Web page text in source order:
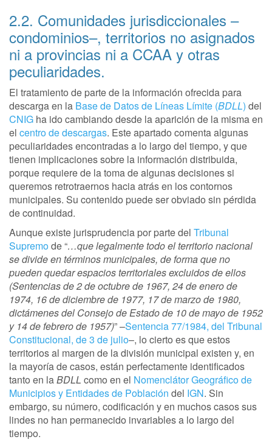
2.2. Comunidades jurisdiccionales –
condominios–, territorios no asignados
ni a provincias ni a CCAA y otras
peculiaridades.
El tratamiento de parte de la información ofrecida para
descarga en la Base de Datos de Líneas Límite (BDLL) del
CNIG ha ido cambiando desde la aparición de la misma en
el centro de descargas. Este apartado comenta algunas
peculiaridades encontradas a lo largo del tiempo, y que
tienen implicaciones sobre la información distribuida,
porque requiere de la toma de algunas decisiones si
queremos retrotraernos hacia atrás en los contornos
municipales. Su contenido puede ser obviado sin pérdida
de continuidad.
Aunque existe jurisprudencia por parte del Tribunal
Supremode “…que legalmente todo el territorio nacional
se divide en términos municipales, de forma que no
pueden quedar espacios territoriales excluidos de ellos
(Sentencias de 2 de octubre de 1967, 24 de enero de
1974, 16 de diciembre de 1977, 17 de marzo de 1980,
dictámenes del Consejo de Estado de 10 de mayo de 1952
y 14 de febrero de 1957)” –Sentencia 77/1984, del Tribunal
Constitucional, de 3 de julio–, lo cierto es que estos
territorios al margen de la división municipal existen y, en
la mayoría de casos, están perfectamente identificados
tanto en laBDLL como en el Nomenclátor Geográfico de
Municipios y Entidades de Población del IGN. Sin
embargo, su número, codificación y en muchos casos sus
lindes no han permanecido invariables a lo largo del
tiempo.